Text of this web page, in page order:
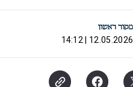
12.05.2026 | 14:12